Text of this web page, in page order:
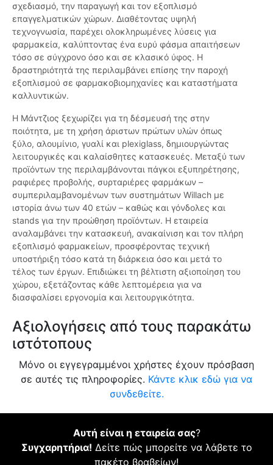
σχεδιασμό, την παραγωγή και τον εξοπλισμό
επαγγελματικών χώρων. Διαθέτοντας υψηλή
τεχνογνωσία, παρέχει ολοκληρωμένες λύσεις για
φαρμακεία, καλύπτοντας ένα ευρύ φάσμα απαιτήσεων
τόσο σε σύγχρονο όσο και σε κλασικό ύφος. Η
δραστηριότητά της περιλαμβάνει επίσης την παροχή
εξοπλισμού σε φαρμακοβιομηχανίες και καταστήματα
καλλυντικών.
Η Μάντζιος ξεχωρίζει για τη δέσμευσή της στην
ποιότητα, με τη χρήση άριστων πρώτων υλών όπως
ξύλο, αλουμίνιο, γυαλί και plexiglass, δημιουργώντας
λειτουργικές και καλαίσθητες κατασκευές. Μεταξύ των
προϊόντων της περιλαμβάνονται πάγκοι εξυπηρέτησης,
ραφιέρες προβολής, συρταριέρες φαρμάκων –
συμπεριλαμβανομένων των συστημάτων Willach με
ιστορία άνω των 40 ετών – καθώς και γόνδολες και
stands για την προώθηση προϊόντων. Η εταιρεία
αναλαμβάνει την κατασκευή, ανακαίνιση και τον πλήρη
εξοπλισμό φαρμακείων, προσφέροντας τεχνική
υποστήριξη τόσο κατά τη διάρκεια όσο και μετά το
τέλος των έργων. Επιδιώκει τη βέλτιστη αξιοποίηση του
χώρου, εξετάζοντας κάθε λεπτομέρεια για να
διασφαλίσει εργονομία και λειτουργικότητα.
Αξιολογήσεις από τους παρακάτω
ιστότοπους
Μόνο οι εγγεγραμμένοι χρήστες έχουν πρόσβαση
σε αυτές τις πληροφορίες. Κάντε κλικ εδώ για να
συνδεθείτε.
Αυτή είναι η εταιρεία σας?
Συγχαρητήρια! Δείτε πώς μπορείτε να λάβετε το
πακέτο βραβείων!